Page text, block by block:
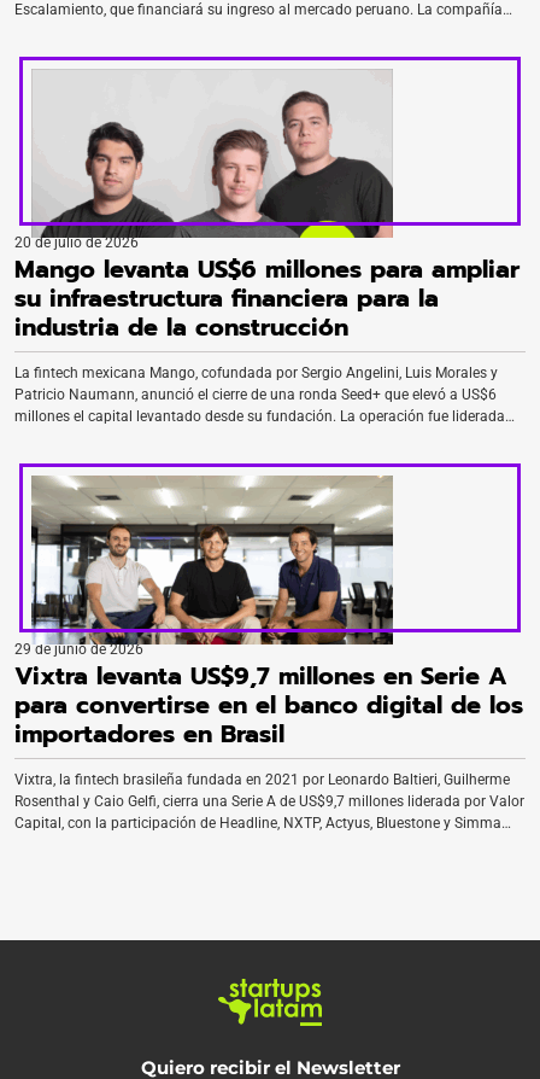
Escalamiento, que financiará su ingreso al mercado peruano. La compañía
artificial que evalúa a cientos de candidatos de forma simultánea, reduciendo
20 de julio de 2026
Mango levanta US$6 millones para ampliar
su infraestructura financiera para la
industria de la construcción
La fintech mexicana Mango, cofundada por Sergio Angelini, Luis Morales y
Patricio Naumann, anunció el cierre de una ronda Seed+ que elevó a US$6
millones el capital levantado desde su fundación. La operación fue liderada
compañía desarrolla infraestructura financiera para la industria de […]
29 de junio de 2026
Vixtra levanta US$9,7 millones en Serie A
para convertirse en el banco digital de los
importadores en Brasil
Vixtra, la fintech brasileña fundada en 2021 por Leonardo Baltieri, Guilherme
Rosenthal y Caio Gelfi, cierra una Serie A de US$9,7 millones liderada por Valor
Capital, con la participación de Headline, NXTP, Actyus, Bluestone y Simma
Quiero recibir el Newsletter